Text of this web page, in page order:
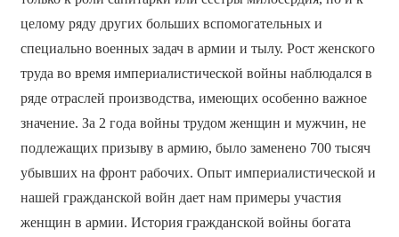
целому ряду других больших вспомогательных и
специально военных задач в армии и тылу. Рост женского
труда во время империалистической войны наблюдался в
ряде отраслей производства, имеющих особенно важное
значение. За 2 года войны трудом женщин и мужчин, не
подлежащих призыву в армию, было заменено 700 тысяч
убывших на фронт рабочих. Опыт империалистической и
нашей гражданской войн дает нам примеры участия
женщин в армии. История гражданской войны богата